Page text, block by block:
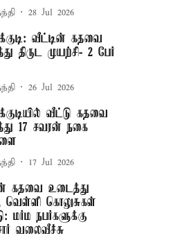
28 Jul 2026
வீட்டின் கதவை
திருட முயற்சி- 2 பேர்
26 Jul 2026
வீட்டு கதவை
17 சவரன் நகை
17 Jul 2026
கதவை உடைத்து
கொலுசுகள்
மர்ம நபர்களுக்கு
வலைவீச்சு